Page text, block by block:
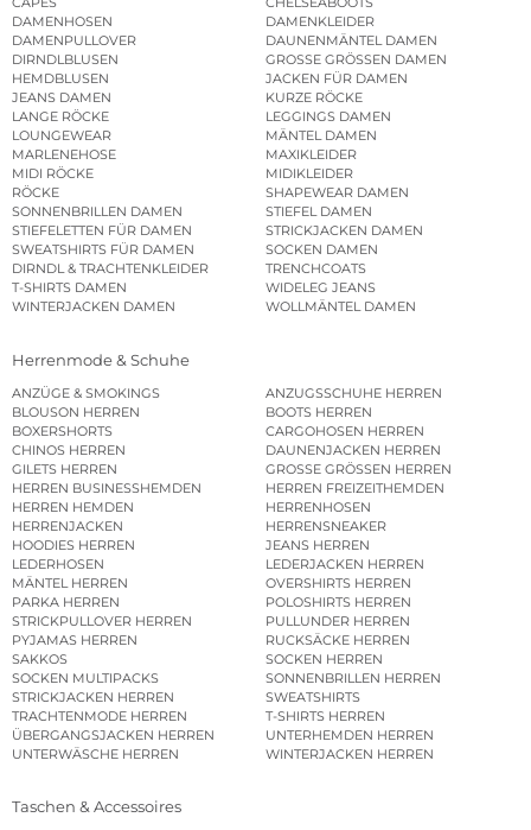
DAMENHOSEN
DAMENKLEIDER
DAMENPULLOVER
DAUNENMÄNTEL DAMEN
DIRNDLBLUSEN
GROSSE GRÖSSEN DAMEN
HEMDBLUSEN
JACKEN FÜR DAMEN
JEANS DAMEN
KURZE RÖCKE
LANGE RÖCKE
LEGGINGS DAMEN
LOUNGEWEAR
MÄNTEL DAMEN
MARLENEHOSE
MAXIKLEIDER
MIDI RÖCKE
MIDIKLEIDER
RÖCKE
SHAPEWEAR DAMEN
SONNENBRILLEN DAMEN
STIEFEL DAMEN
STIEFELETTEN FÜR DAMEN
STRICKJACKEN DAMEN
SWEATSHIRTS FÜR DAMEN
SOCKEN DAMEN
DIRNDL & TRACHTENKLEIDER
TRENCHCOATS
T-SHIRTS DAMEN
WIDELEG JEANS
WINTERJACKEN DAMEN
WOLLMÄNTEL DAMEN
Herrenmode & Schuhe
ANZÜGE & SMOKINGS
ANZUGSSCHUHE HERREN
BLOUSON HERREN
BOOTS HERREN
BOXERSHORTS
CARGOHOSEN HERREN
CHINOS HERREN
DAUNENJACKEN HERREN
GILETS HERREN
GROSSE GRÖSSEN HERREN
HERREN BUSINESSHEMDEN
HERREN FREIZEITHEMDEN
HERREN HEMDEN
HERRENHOSEN
HERRENJACKEN
HERRENSNEAKER
HOODIES HERREN
JEANS HERREN
LEDERHOSEN
LEDERJACKEN HERREN
MÄNTEL HERREN
OVERSHIRTS HERREN
PARKA HERREN
POLOSHIRTS HERREN
STRICKPULLOVER HERREN
PULLUNDER HERREN
PYJAMAS HERREN
RUCKSÄCKE HERREN
SAKKOS
SOCKEN HERREN
SOCKEN MULTIPACKS
SONNENBRILLEN HERREN
STRICKJACKEN HERREN
SWEATSHIRTS
TRACHTENMODE HERREN
T-SHIRTS HERREN
ÜBERGANGSJACKEN HERREN
UNTERHEMDEN HERREN
UNTERWÄSCHE HERREN
WINTERJACKEN HERREN
Taschen & Accessoires